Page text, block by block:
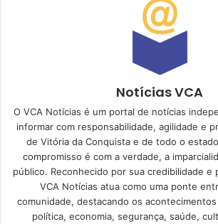
Notícias VCA
O VCA Notícias é um portal de notícias
informar com responsabilidade, agilidade e
de Vitória da Conquista e de todo o
compromisso é com a verdade, a
público. Reconhecido por sua credibilidade e
VCA Notícias atua como uma ponte
comunidade, destacando os
política, economia, segurança, saúde,